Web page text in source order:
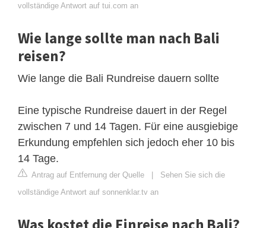
vollständige Antwort auf tui.com an
Wie lange sollte man nach Bali
reisen?
Wie lange die Bali Rundreise dauern sollte
Eine typische Rundreise dauert in der Regel
zwischen 7 und 14 Tagen. Für eine ausgiebige
Erkundung empfehlen sich jedoch eher 10 bis
14 Tage.
Antrag auf Entfernung der Quelle | Sehen Sie sich die
vollständige Antwort auf sonnenklar.tv an
Was kostet die Einreise nach Bali?